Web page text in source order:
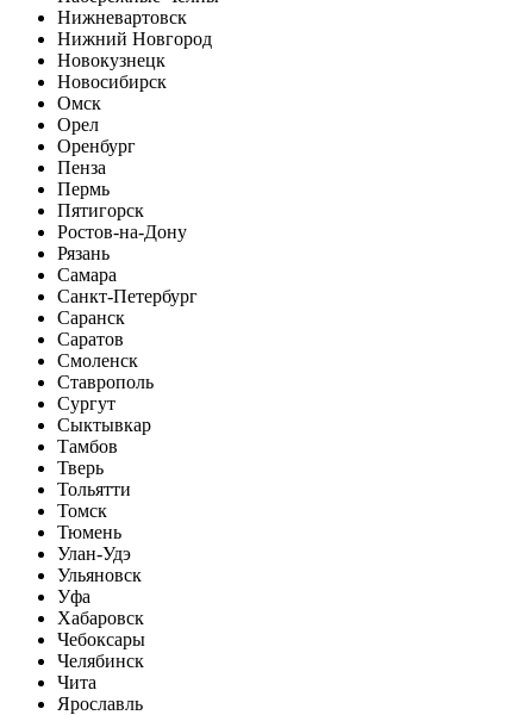
Нижневартовск
Нижний Новгород
Новокузнецк
Новосибирск
Омск
Орел
Оренбург
Пенза
Пермь
Пятигорск
Ростов-на-Дону
Рязань
Самара
Санкт-Петербург
Саранск
Саратов
Смоленск
Ставрополь
Сургут
Сыктывкар
Тамбов
Тверь
Тольятти
Томск
Тюмень
Улан-Удэ
Ульяновск
Уфа
Хабаровск
Чебоксары
Челябинск
Чита
Ярославль